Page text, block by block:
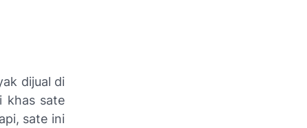
dijual di
khas sate
sate ini